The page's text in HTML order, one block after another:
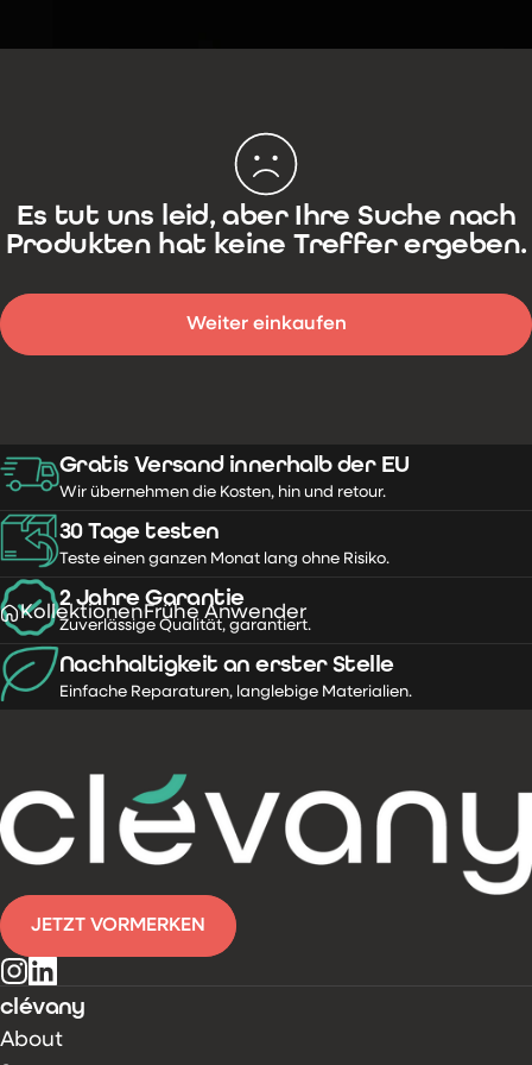
Kollektionen Frühe Anwender
Es tut uns leid, aber Ihre Suche nach
Produkten hat keine Treffer ergeben.
Weiter einkaufen
Gratis Versand innerhalb der EU
Wir übernehmen die Kosten, hin und retour.
30 Tage testen
Teste einen ganzen Monat lang ohne Risiko.
2 Jahre Garantie
Zuverlässige Qualität, garantiert.
Nachhaltigkeit an erster Stelle
Einfache Reparaturen, langlebige Materialien.
JETZT VORMERKEN
Instagram
LinkedIn
clévany
About